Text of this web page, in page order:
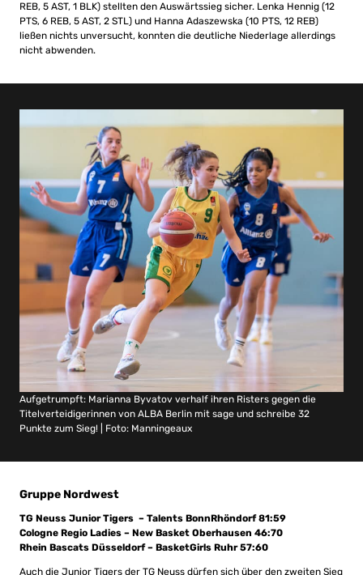
REB, 5 AST, 1 BLK) stellten den Auswärtssieg sicher. Lenka Hennig (12
PTS, 6 REB, 5 AST, 2 STL) und Hanna Adaszewska (10 PTS, 12 REB)
ließen nichts unversucht, konnten die deutliche Niederlage allerdings
nicht abwenden.
Aufgetrumpft: Marianna Byvatov verhalf ihren Risters gegen die
Titelverteidigerinnen von ALBA Berlin mit sage und schreibe 32
Punkte zum Sieg! | Foto: Manningeaux
Gruppe Nordwest
TG Neuss Junior Tigers – Talents BonnRhöndorf 81:59
Cologne Regio Ladies – New Basket Oberhausen 46:70
Rhein Bascats Düsseldorf – BasketGirls Ruhr 57:60
Auch die Junior Tigers der TG Neuss dürfen sich über den zweiten Sieg